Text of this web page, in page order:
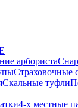
арбориста
Страховочные
Скальные туфли
4-х местные